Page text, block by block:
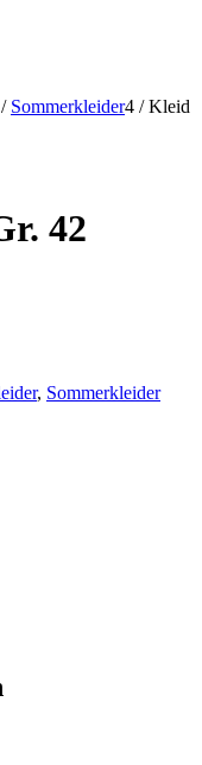
/ Sommerkleider4 / Kleid
42
, Sommerkleider